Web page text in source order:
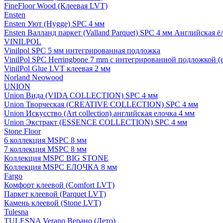
FineFloor Wood (Клеевая LVT)
Ensten
Ensten Уют (Hygge) SPC 4 мм
Ensten Валланд паркет (Valland Parquet) SPC 4 мм Английская
VINILPOL
Vinilpol SPC 5 мм интегрированная подложка
VinilPol SPC Herringbone 7 mm с интегрированной подложкой
VinilPol Glue LVT клеевая 2 мм
Norland Neowood
UNION
Union Вида (VIDA COLLECTION) SPC 4 мм
Union Творческая (CREATIVE COLLECTION) SPC 4 мм
Union Искусство (Art collection) английская елочка 4 мм
Union Экстракт (ESSENCE COLLECTION) SPC 4 мм
Stone Floor
6 коллекция MSPC 8 мм
7 коллекция MSPC 8 мм
Коллекция MSPC BIG STONE
Коллекция MSPC ЕЛОЧКА 8 мм
Fargo
Комфорт клеевой (Comfort LVT)
Паркет клеевой (Parquet LVT)
Камень клеевой (Stone LVT)
Tulesna
TULESNA Verano Верано (Лето)